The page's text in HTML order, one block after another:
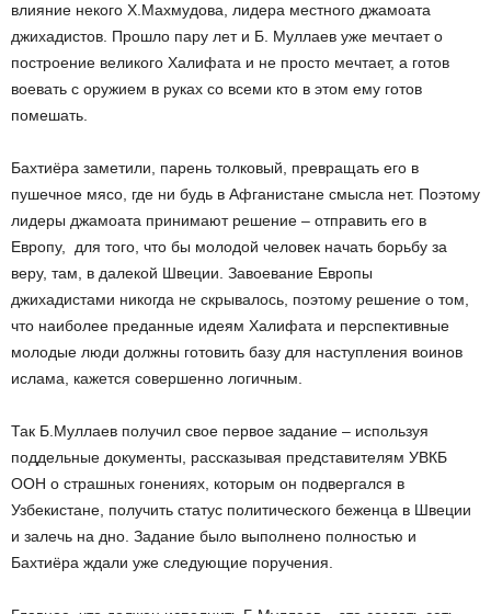
влияние некого Х.Махмудова, лидера местного джамоата
джихадистов. Прошло пару лет и Б. Муллаев уже мечтает о
построение великого Халифата и не просто мечтает, а готов
воевать с оружием в руках со всеми кто в этом ему готов
помешать.
Бахтиёра заметили, парень толковый, превращать его в
пушечное мясо, где ни будь в Афганистане смысла нет. Поэтому
лидеры джамоата принимают решение – отправить его в
Европу, для того, что бы молодой человек начать борьбу за
веру, там, в далекой Швеции. Завоевание Европы
джихадистами никогда не скрывалось, поэтому решение о том,
что наиболее преданные идеям Халифата и перспективные
молодые люди должны готовить базу для наступления воинов
ислама, кажется совершенно логичным.
Так Б.Муллаев получил свое первое задание – используя
поддельные документы, рассказывая представителям УВКБ
ООН о страшных гонениях, которым он подвергался в
Узбекистане, получить статус политического беженца в Швеции
и залечь на дно. Задание было выполнено полностью и
Бахтиёра ждали уже следующие поручения.